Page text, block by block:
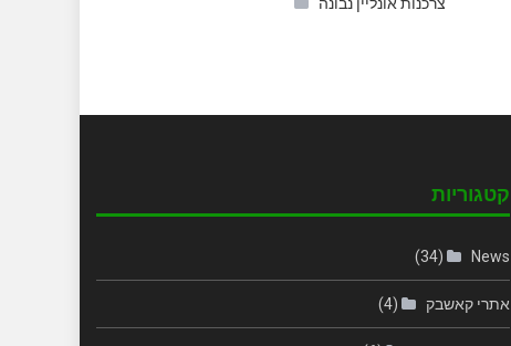
צרכנות אונליין נבונה
קטגוריות
News
(34)
אתרי קאשבק (4)